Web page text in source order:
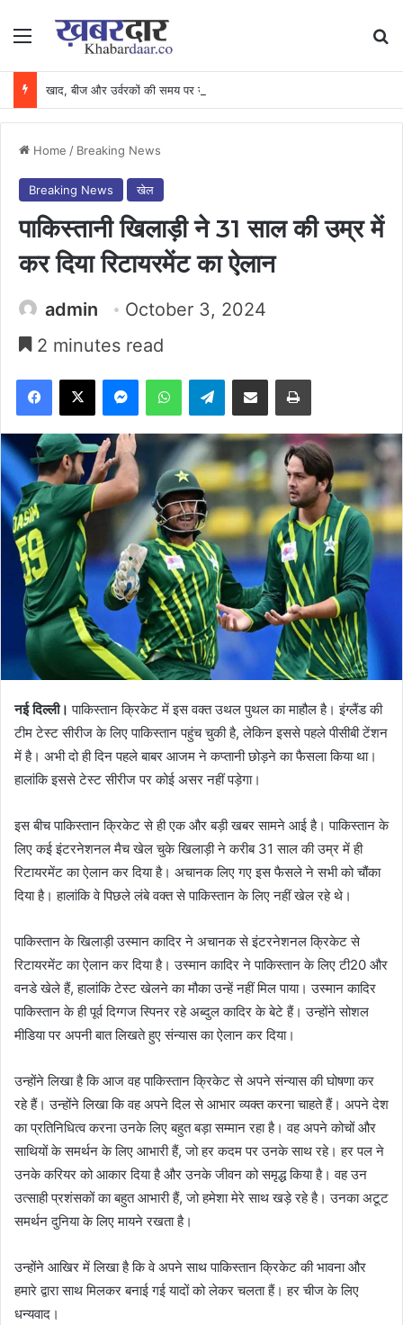
Menu
Home / Breaking News
Breaking News खेल
पाकिस्तानी खिलाड़ी ने 31 साल की उम्र में
कर दिया रिटायरमेंट का ऐलान
admin
October 3, 2024
2 minutes read
Facebook
X MessengerWhatsAppTelegramShare via Email Print
नई दिल्ली। पाकिस्तान क्रिकेट में इस वक्त उथल पुथल का माहौल है। इंग्लैंड की
टीम टेस्ट सीरीज के लिए पाकिस्तान पहुंच चुकी है, लेकिन इससे पहले पीसीबी टेंशन
में है। अभी दो ही दिन पहले बाबर आजम ने कप्तानी छोड़ने का फैसला किया था।
हालांकि इससे टेस्ट सीरीज पर कोई असर नहीं पड़ेगा।
इस बीच पाकिस्तान क्रिकेट से ही एक और बड़ी खबर सामने आई है। पाकिस्तान के
लिए ​कई इंटरनेशनल मैच खेल चुके खिलाड़ी ने करीब 31 साल की उम्र में ही
रिटायरमेंट का ऐलान कर दिया है। अचानक लिए गए इस फैसले ने सभी को चौंका
दिया है। हालांकि वे पिछले लंबे वक्त से पाकिस्तान के लिए नहीं खेल रहे थे।
पाकिस्तान के खिलाड़ी उस्मान कादिर ने अचानक से इंटरनेशनल क्रिकेट से
रिटायरमेंट का ऐलान कर दिया है। उस्मान कादिर ने पाकिस्तान के लिए टी20 और
वनडे खेले हैं, हालांकि टेस्ट खेलने का मौका उन्हें नहीं मिल पाया। उस्मान कादिर
पाकिस्तान के ही पूर्व दिग्गज स्पिनर रहे अब्दुल कादिर के बेटे हैं। उन्होंने सोशल
मीडिया पर अपनी बात लिखते हुए संन्यास का ऐलान कर दिया।
उन्होंने लिखा है कि आज वह पाकिस्तान क्रिकेट से अपने संन्यास की घोषणा कर
रहे हैं। उन्होंने लिखा कि वह अपने दिल से आभार व्यक्त करना चाहते हैं। अपने देश
का प्रतिनिधित्व करना उनके लिए बहुत बड़ा सम्मान रहा है। वह अपने कोचों और
साथियों के समर्थन के लिए आभारी हैं, जो हर कदम पर उनके साथ रहे। हर पल ने
उनके करियर को आकार दिया है और उनके जीवन को समृद्ध किया है। वह उन
उत्साही प्रशंसकों का बहुत आभारी हैं, जो हमेशा मेरे साथ खड़े रहे है। उनका अटूट
समर्थन दुनिया के लिए मायने रखता है।
उन्होंने आखिर में लिखा ​है कि वे अपने साथ पाकिस्तान क्रिकेट की भावना और
हमारे द्वारा साथ मिलकर बनाई गई यादों को लेकर चलता हैं। हर चीज के लिए
धन्यवाद।